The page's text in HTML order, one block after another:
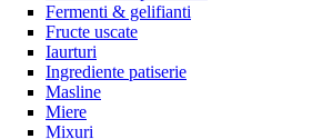
Fermenti & gelifianti
Fructe uscate
Iaurturi
Ingrediente patiserie
Masline
Miere
Mixuri